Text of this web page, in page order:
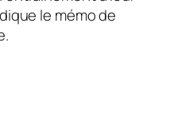
le mémo de